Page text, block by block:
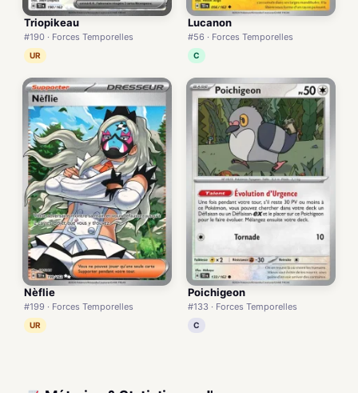
Triopikeau
#190 · Forces Temporelles
UR
Lucanon
#56 · Forces Temporelles
C
Nèflie
#199 · Forces Temporelles
UR
Poichigeon
#133 · Forces Temporelles
C